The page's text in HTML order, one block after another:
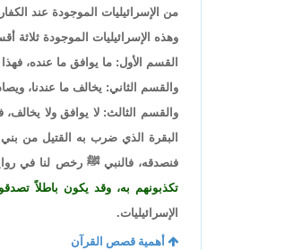
من الإسرائيليات الموجودة عند
وهذه الإسرائيليات الموجودة ثلاثة
القسم الأول: ما يوافق ما عنده،
والقسم الثاني: يخالف ما عندنا،
والقسم الثالث: لا يوافق ولا
البقرة الذي ضرب به القتيل من
فنصدقه، فالنبي ﷺ رخص لنا في
تكذبونهم به، وقد يكون باطلاً
الإسرائيليات.
أهمية قصص القرآن